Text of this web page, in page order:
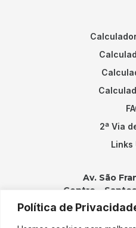
Política de
2ª Via
Links
Av. São
Centro –